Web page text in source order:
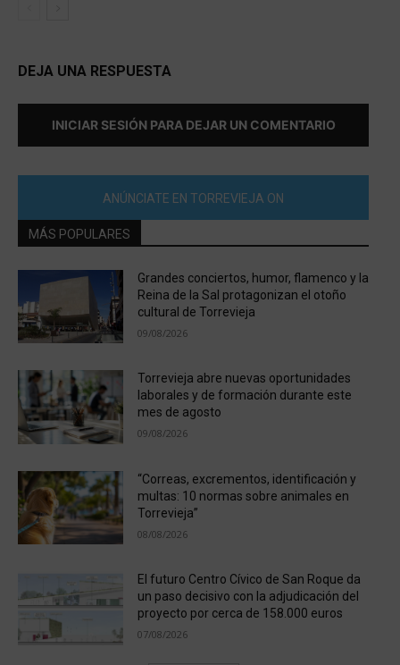
DEJA UNA RESPUESTA
INICIAR SESIÓN PARA DEJAR UN COMENTARIO
ANÚNCIATE EN TORREVIEJA ON
MÁS POPULARES
Grandes conciertos, humor, flamenco y la
Reina de la Sal protagonizan el otoño
cultural de Torrevieja
09/08/2026
Torrevieja abre nuevas oportunidades
laborales y de formación durante este
mes de agosto
09/08/2026
“Correas, excrementos, identificación y
multas: 10 normas sobre animales en
Torrevieja”
08/08/2026
El futuro Centro Cívico de San Roque da
un paso decisivo con la adjudicación del
proyecto por cerca de 158.000 euros
07/08/2026